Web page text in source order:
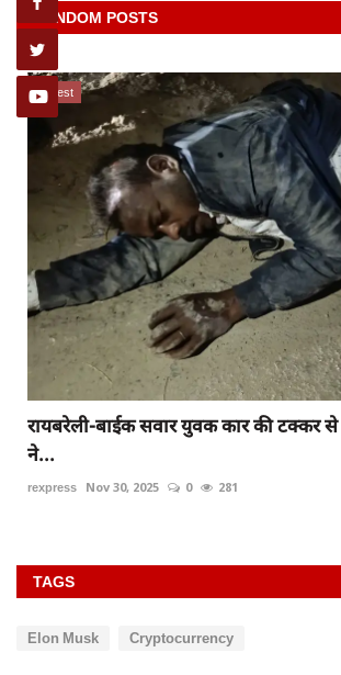
RANDOM POSTS
latest
रायबरेली-बाईक सवार युवक कार की टक्कर से
ने...
rexpress Nov 30, 2025 0 281
TAGS
Elon Musk Cryptocurrency